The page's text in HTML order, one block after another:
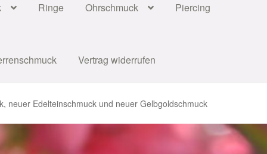
Ringe Ohrschmuck Piercing
Vertrag widerrufen
zu Ostern 2023 Geschenke zu Ostern 2024
für Weihnachten 2023
neuer Edelteinschmuck und neuer Gelbgoldschmuck